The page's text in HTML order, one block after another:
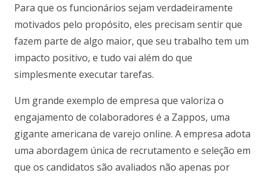
Para que os funcionários sejam verdadeiramente
motivados pelo propósito, eles precisam sentir que
fazem parte de algo maior, que seu trabalho tem um
impacto positivo, e tudo vai além do que
simplesmente executar tarefas.
Um grande exemplo de empresa que valoriza o
engajamento de colaboradores é a Zappos, uma
gigante americana de varejo online. A empresa adota
uma abordagem única de recrutamento e seleção em
que os candidatos são avaliados não apenas por